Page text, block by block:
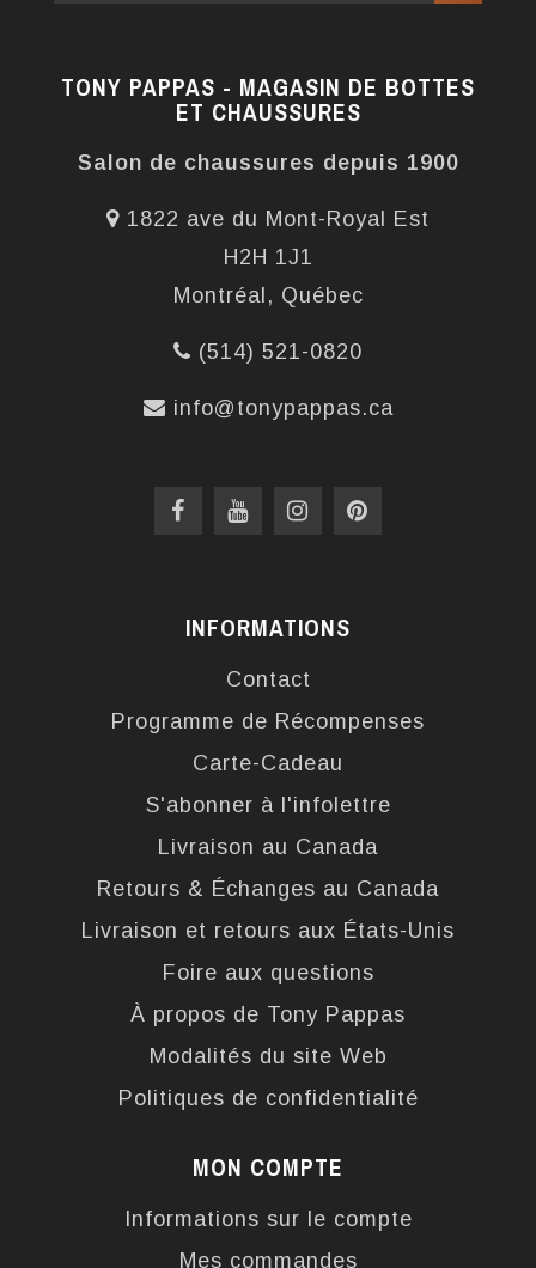
TONY PAPPAS - MAGASIN DE BOTTES
ET CHAUSSURES
Salon de chaussures depuis 1900
1822 ave du Mont-Royal Est
H2H 1J1
Montréal, Québec
(514) 521-0820
info@tonypappas.ca
INFORMATIONS
Contact
Programme de Récompenses
Carte-Cadeau
S'abonner à l'infolettre
Livraison au Canada
Retours & Échanges au Canada
Livraison et retours aux États-Unis
Foire aux questions
À propos de Tony Pappas
Modalités du site Web
Politiques de confidentialité
MON COMPTE
Informations sur le compte
Mes commandes